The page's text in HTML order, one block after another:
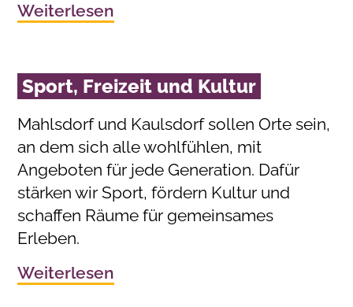
Weiterlesen
Sport, Freizeit und Kultur
Mahlsdorf und Kaulsdorf sollen Orte sein,
an dem sich alle wohlfühlen, mit
Angeboten für jede Generation. Dafür
stärken wir Sport, fördern Kultur und
schaffen Räume für gemeinsames
Erleben.
Weiterlesen